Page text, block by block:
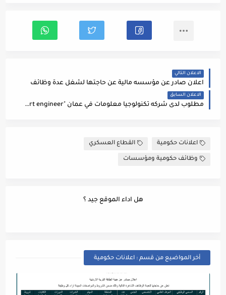
الاعلان التالي
اعلان صادر عن مؤسسه مالية عن حاجتها لشغل عدة وظائف
الاعلان السابق
مطلوب لدى شركه تكنولوجيا معلومات في عمان "senior support engineer" بالشروط التالية:
اعلانات حكومية القطاع العسكري
وظائف حكومية ومؤسسات
هل اداء الموقع جيد ؟
أخر المواضيع من قسم : اعلانات حكومية